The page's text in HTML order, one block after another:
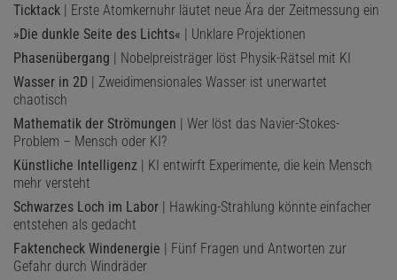
Ticktack | Erste Atomkernuhr läutet neue Ära der Zeitmessung ein
»Die dunkle Seite des Lichts« | Unklare Projektionen
Phasenübergang | Nobelpreisträger löst Physik-Rätsel mit KI
Wasser in 2D | Zweidimensionales Wasser ist unerwartet
chaotisch
Mathematik der Strömungen | Wer löst das Navier-Stokes-
Problem – Mensch oder KI?
Künstliche Intelligenz | KI entwirft Experimente, die kein Mensch
mehr versteht
Schwarzes Loch im Labor | Hawking-Strahlung könnte einfacher
entstehen als gedacht
Faktencheck Windenergie | Fünf Fragen und Antworten zur
Gefahr durch Windräder